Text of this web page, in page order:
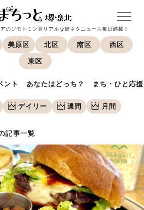
のジモトミン発リアルな街ネタニュース毎日満載！
美原区 北区 南区 西区
東区
ント あなたはどっち？ まち・ひと応援
デイリー 週間 月間
記事一覧